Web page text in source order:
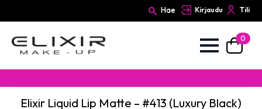
Hae Kirjaudu Tili
0
Elixir Liquid Lip Matte – #413 (Luxury Black)